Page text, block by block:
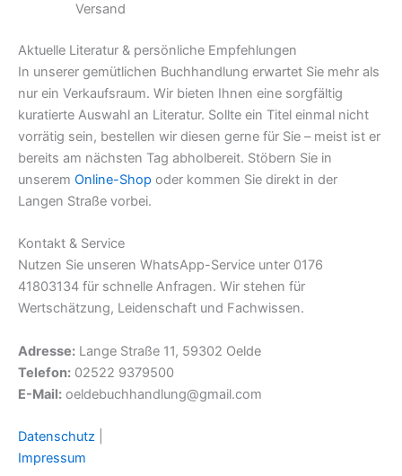
Versand
Aktuelle Literatur & persönliche Empfehlungen
In unserer gemütlichen Buchhandlung erwartet Sie mehr als
nur ein Verkaufsraum. Wir bieten Ihnen eine sorgfältig
kuratierte Auswahl an Literatur. Sollte ein Titel einmal nicht
vorrätig sein, bestellen wir diesen gerne für Sie – meist ist er
bereits am nächsten Tag abholbereit. Stöbern Sie in
unserem Online-Shop oder kommen Sie direkt in der
Langen Straße vorbei.
Kontakt & Service
Nutzen Sie unseren WhatsApp-Service unter 0176
41803134 für schnelle Anfragen. Wir stehen für
Wertschätzung, Leidenschaft und Fachwissen.
Adresse: Lange Straße 11, 59302 Oelde
Telefon: 02522 9379500
E-Mail: oeldebuchhandlung@gmail.com
Datenschutz
Impressum